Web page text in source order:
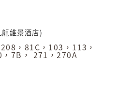
維景酒店)
，81C，103，113，
，7B， 271，270A